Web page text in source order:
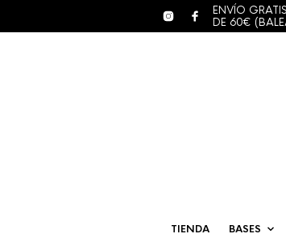
ENVÍO
DE 60€
TIENDA BASES